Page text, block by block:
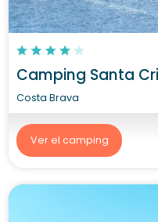
Camping Santa
Costa Brava
Ver el camping